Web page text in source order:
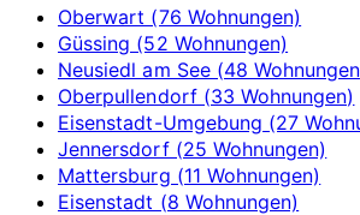
Oberwart (76 Wohnungen)
Güssing (52 Wohnungen)
Neusiedl am See (48
Oberpullendorf (33 Wohnungen)
Eisenstadt-Umgebung (27
Jennersdorf (25 Wohnungen)
Mattersburg (11 Wohnungen)
Eisenstadt (8 Wohnungen)